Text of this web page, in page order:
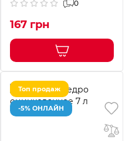
0
167 грн
Топ продаж
-5% ОНЛАЙН